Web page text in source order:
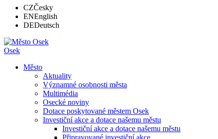
CZČesky
ENEnglish
DEDeutsch
Osek
Město
Aktuality
Významné osobnosti města
Multimédia
Osecké noviny
Dotace poskytované městem Osek
Investiční akce a dotace našemu městu
Investiční akce a dotace našemu městu
Připravované investiční akce